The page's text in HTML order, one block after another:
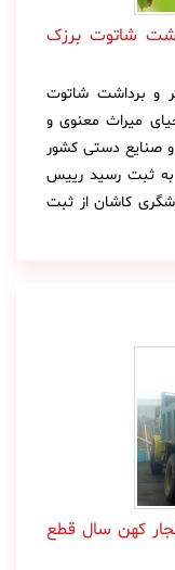
شاتوت برزک
و برداشت شاتوت
میراث معنوی و
و صنایع دستی کشور
به عنوان اثر ناملموس به شماره ۲۳۶۰ به ثبت رسید رییس
کاشان از ثبت
کهن سال قطع